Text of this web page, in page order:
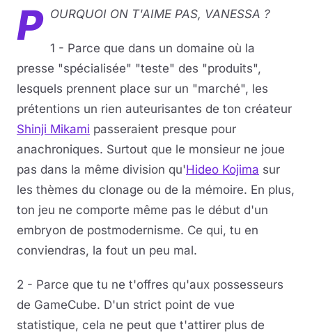
P OURQUOI ON T'AIME PAS, VANESSA ?
1 - Parce que dans un domaine où la
presse "spécialisée" "teste" des "produits",
lesquels prennent place sur un "marché", les
prétentions un rien auteurisantes de ton créateur
Shinji Mikami passeraient presque pour
anachroniques. Surtout que le monsieur ne joue
pas dans la même division qu'Hideo Kojima sur
les thèmes du clonage ou de la mémoire. En plus,
ton jeu ne comporte même pas le début d'un
embryon de postmodernisme. Ce qui, tu en
conviendras, la fout un peu mal.
2 - Parce que tu ne t'offres qu'aux possesseurs
de GameCube. D'un strict point de vue
statistique, cela ne peut que t'attirer plus de